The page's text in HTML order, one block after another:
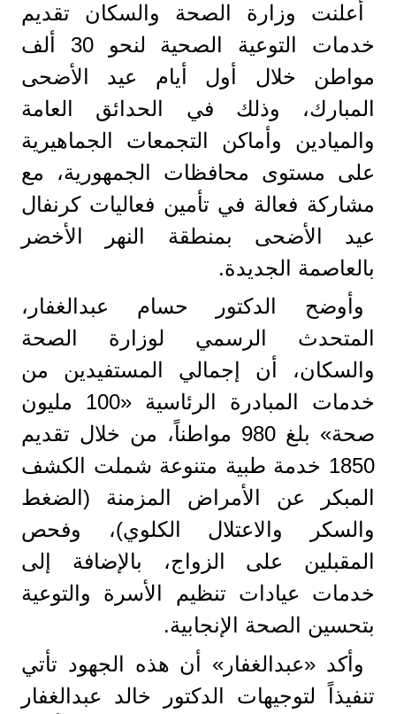
أعلنت وزارة الصحة والسكان تقديم
خدمات التوعية الصحية لنحو 30 ألف
مواطن خلال أول أيام عيد الأضحى
المبارك، وذلك في الحدائق العامة
والميادين وأماكن التجمعات الجماهيرية
على مستوى محافظات الجمهورية، مع
مشاركة فعالة في تأمين فعاليات كرنفال
عيد الأضحى بمنطقة النهر الأخضر
بالعاصمة الجديدة.
وأوضح الدكتور حسام عبدالغفار،
المتحدث الرسمي لوزارة الصحة
والسكان، أن إجمالي المستفيدين من
خدمات المبادرة الرئاسية «100 مليون
صحة» بلغ 980 مواطناً، من خلال تقديم
1850 خدمة طبية متنوعة شملت الكشف
المبكر عن الأمراض المزمنة (الضغط
والسكر والاعتلال الكلوي)، وفحص
المقبلين على الزواج، بالإضافة إلى
خدمات عيادات تنظيم الأسرة والتوعية
بتحسين الصحة الإنجابية.
وأكد «عبدالغفار» أن هذه الجهود تأتي
تنفيذاً لتوجيهات الدكتور خالد عبدالغفار